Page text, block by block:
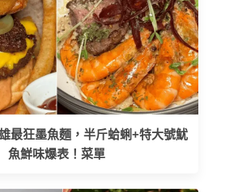
最狂墨魚麵，半斤蛤蜊+特大號魷
魚鮮味爆表！菜單